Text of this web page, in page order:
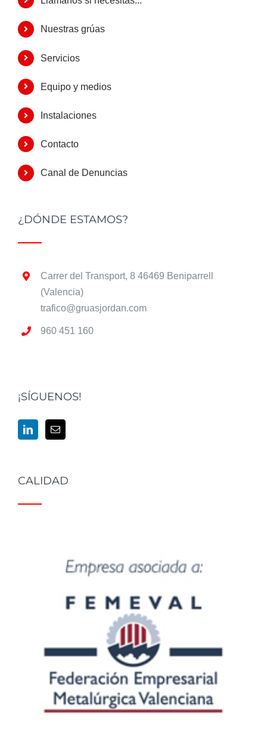
Nuestras grúas
Servicios
Equipo y medios
Instalaciones
Contacto
Canal de Denuncias
¿DÓNDE ESTAMOS?
Carrer del Transport, 8 46469 Beniparrell
(Valencia)
trafico@gruasjordan.com
960 451 160
¡SÍGUENOS!
CALIDAD